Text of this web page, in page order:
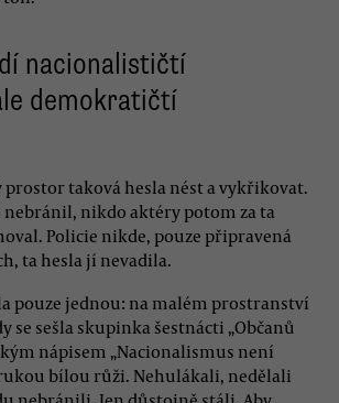
nacionalističtí
demokratičtí
prostor taková hesla nést a vykřikovat.
nikdo aktéry potom za ta
Policie nikde, pouze připravená
ta hesla jí nevadila.
pouze jednou: na malém prostranství
se sešla skupinka šestnácti „Občanů
nápisem „Nacionalismus není
bílou růži. Nehulákali, nedělali